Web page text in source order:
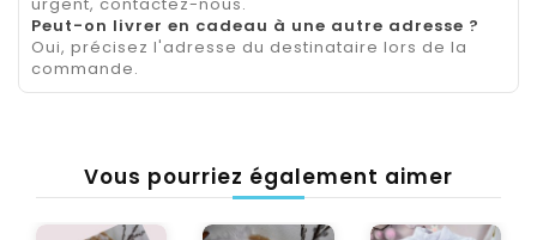
Peut-on livrer en cadeau à une autre adresse ?
Oui, précisez l'adresse du destinataire lors de la
commande.
Vous pourriez également aimer